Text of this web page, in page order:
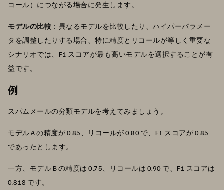
コール）につながる場合に発生します。
モデルの比較 ：異なるモデルを比較したり、ハイパーパラメー
タを調整したりする場合、特に精度とリコールが等しく重要な
シナリオでは、F1 スコアが最も高いモデルを選択することが有
益です。
例
スパムメールの分類モデルを考えてみましょう。
モデル A の精度が 0.85、リコールが 0.80 で、F1 スコアが 0.85
であったとします。
一方、モデル B の精度は 0.75、リコールは 0.90 で、F1 スコアは
0.818 です。